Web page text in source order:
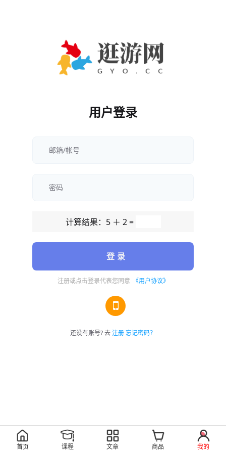
用户登录
计算结果：5 ＋ 2 =
登 录
注册或点击登录代表您同意 《用户协议》
还没有账号? 去注册忘记密码？
首页 课程 文章 商品 我的